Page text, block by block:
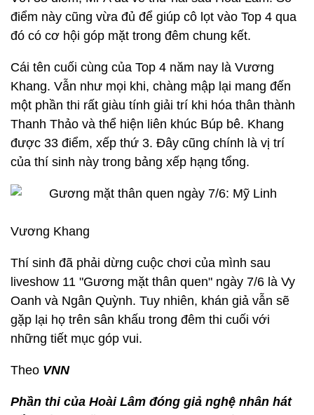
điểm này cũng vừa đủ để giúp cô lọt vào Top 4 qua
đó có cơ hội góp mặt trong đêm chung kết.
Cái tên cuối cùng của Top 4 năm nay là Vương
Khang. Vẫn như mọi khi, chàng mập lại mang đến
một phần thi rất giàu tính giải trí khi hóa thân thành
Thanh Thảo và thể hiện liên khúc Búp bê. Khang
được 33 điểm, xếp thứ 3. Đây cũng chính là vị trí
của thí sinh này trong bảng xếp hạng tổng.
Vương Khang
Thí sinh đã phải dừng cuộc chơi của mình sau
liveshow 11 "Gương mặt thân quen" ngày 7/6 là Vy
Oanh và Ngân Quỳnh. Tuy nhiên, khán giả vẫn sẽ
gặp lại họ trên sân khấu trong đêm thi cuối với
những tiết mục góp vui.
Theo VNN
Phần thi của Hoài Lâm đóng giả nghệ nhân hát